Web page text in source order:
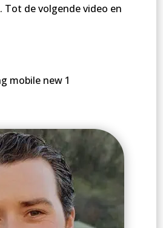
. Tot de volgende video en